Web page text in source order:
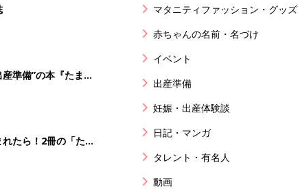
準備”の本『たまご
ペシャル大特集〉
たら！2冊の「たま
マタニティファッション・グッズ
赤ちゃんの名前・名づけ
イベント
出産準備
妊娠・出産体験談
日記・マンガ
タレント・有名人
動画